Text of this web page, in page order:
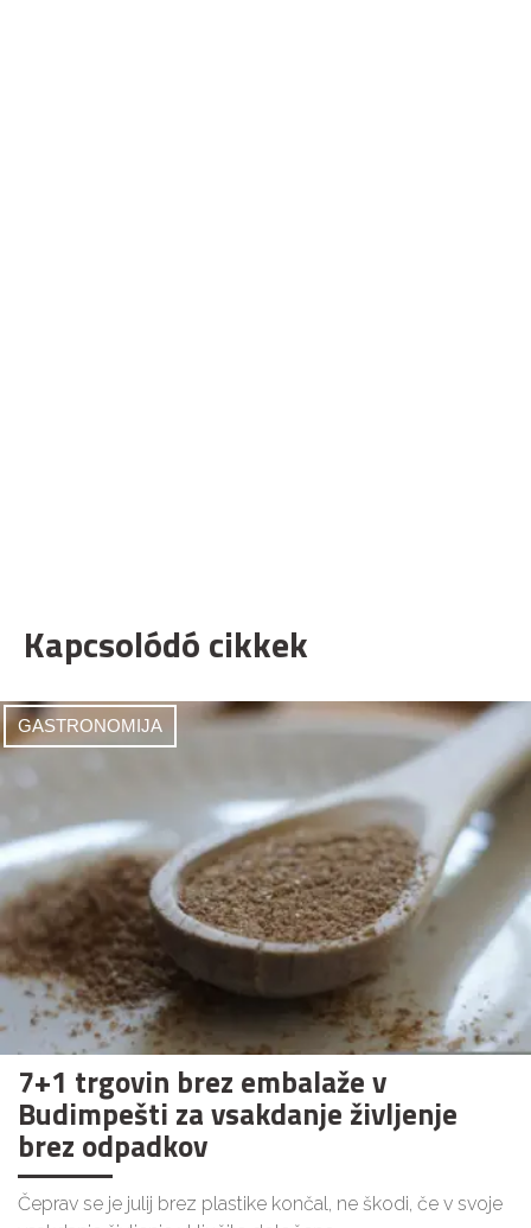
Kapcsolódó cikkek
GASTRONOMIJA
7+1 trgovin brez embalaže v
Budimpešti za vsakdanje življenje
brez odpadkov
Čeprav se je julij brez plastike končal, ne škodi, če v svoje